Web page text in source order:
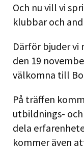
Och nu vill vi
klubbar och
Därför bjuder vi
den 19
välkomna till
På träffen
utbildnings-
dela
kommer även